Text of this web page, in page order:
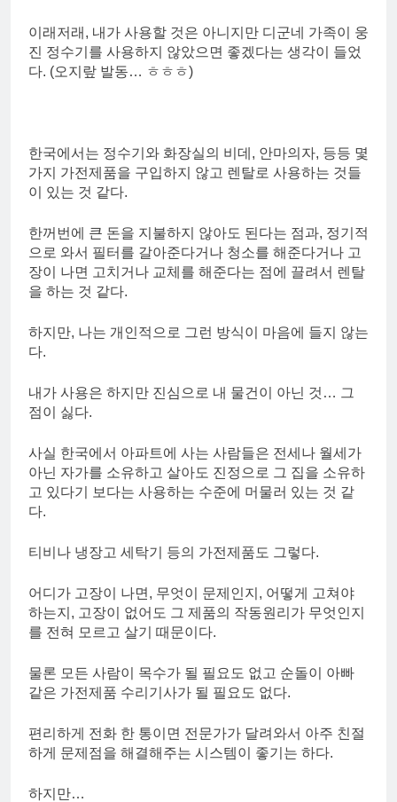
이래저래, 내가 사용할 것은 아니지만 디군네 가족이 웅
진 정수기를 사용하지 않았으면 좋겠다는 생각이 들었
다. (오지랖 발동… ㅎㅎㅎ)
한국에서는 정수기와 화장실의 비데, 안마의자, 등등 몇
가지 가전제품을 구입하지 않고 렌탈로 사용하는 것들
이 있는 것 같다.
한꺼번에 큰 돈을 지불하지 않아도 된다는 점과, 정기적
으로 와서 필터를 갈아준다거나 청소를 해준다거나 고
장이 나면 고치거나 교체를 해준다는 점에 끌려서 렌탈
을 하는 것 같다.
하지만, 나는 개인적으로 그런 방식이 마음에 들지 않는
다.
내가 사용은 하지만 진심으로 내 물건이 아닌 것… 그
점이 싫다.
사실 한국에서 아파트에 사는 사람들은 전세나 월세가
아닌 자가를 소유하고 살아도 진정으로 그 집을 소유하
고 있다기 보다는 사용하는 수준에 머물러 있는 것 같
다.
티비나 냉장고 세탁기 등의 가전제품도 그렇다.
어디가 고장이 나면, 무엇이 문제인지, 어떻게 고쳐야
하는지, 고장이 없어도 그 제품의 작동원리가 무엇인지
를 전혀 모르고 살기 때문이다.
물론 모든 사람이 목수가 될 필요도 없고 순돌이 아빠
같은 가전제품 수리기사가 될 필요도 없다.
편리하게 전화 한 통이면 전문가가 달려와서 아주 친절
하게 문제점을 해결해주는 시스템이 좋기는 하다.
하지만…